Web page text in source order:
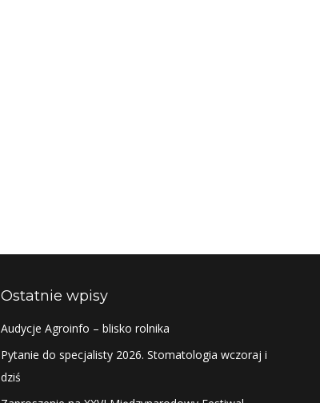
Ostatnie wpisy
Audycje Agroinfo – blisko rolnika
Pytanie do specjalisty 2026. Stomatologia wczoraj i
dziś